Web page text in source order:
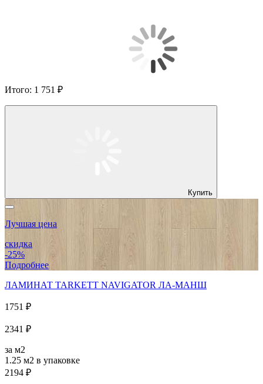
Итого: 1 751 ₽
Купить
Лучшая цена
скидка
-25%
Подробнее
ЛАМИНАТ TARKETT NAVIGATOR ЛА-МАНШ
1751 ₽
2341 ₽
за м2
1.25 м2 в упаковке
2194 ₽